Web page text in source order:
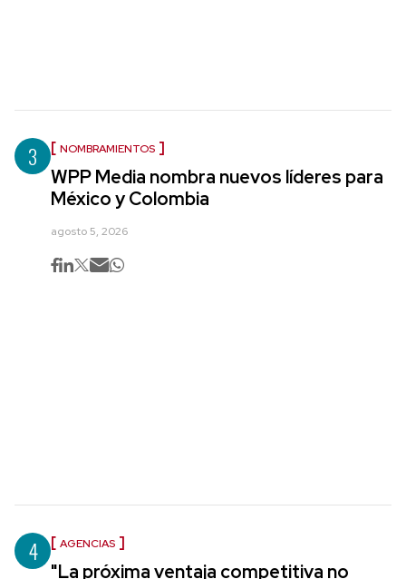
3 NOMBRAMIENTOS
WPP Media nombra nuevos líderes para
México y Colombia
agosto 5, 2026
4 AGENCIAS
"La próxima ventaja competitiva no